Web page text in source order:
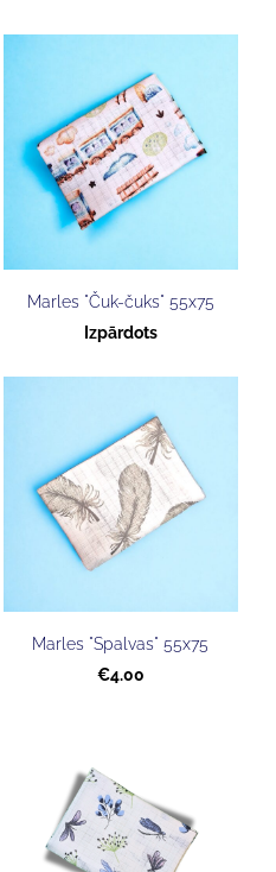
Marles "Čuk-čuks" 55x75
Izpārdots
Marles "Spalvas" 55x75
€4.00